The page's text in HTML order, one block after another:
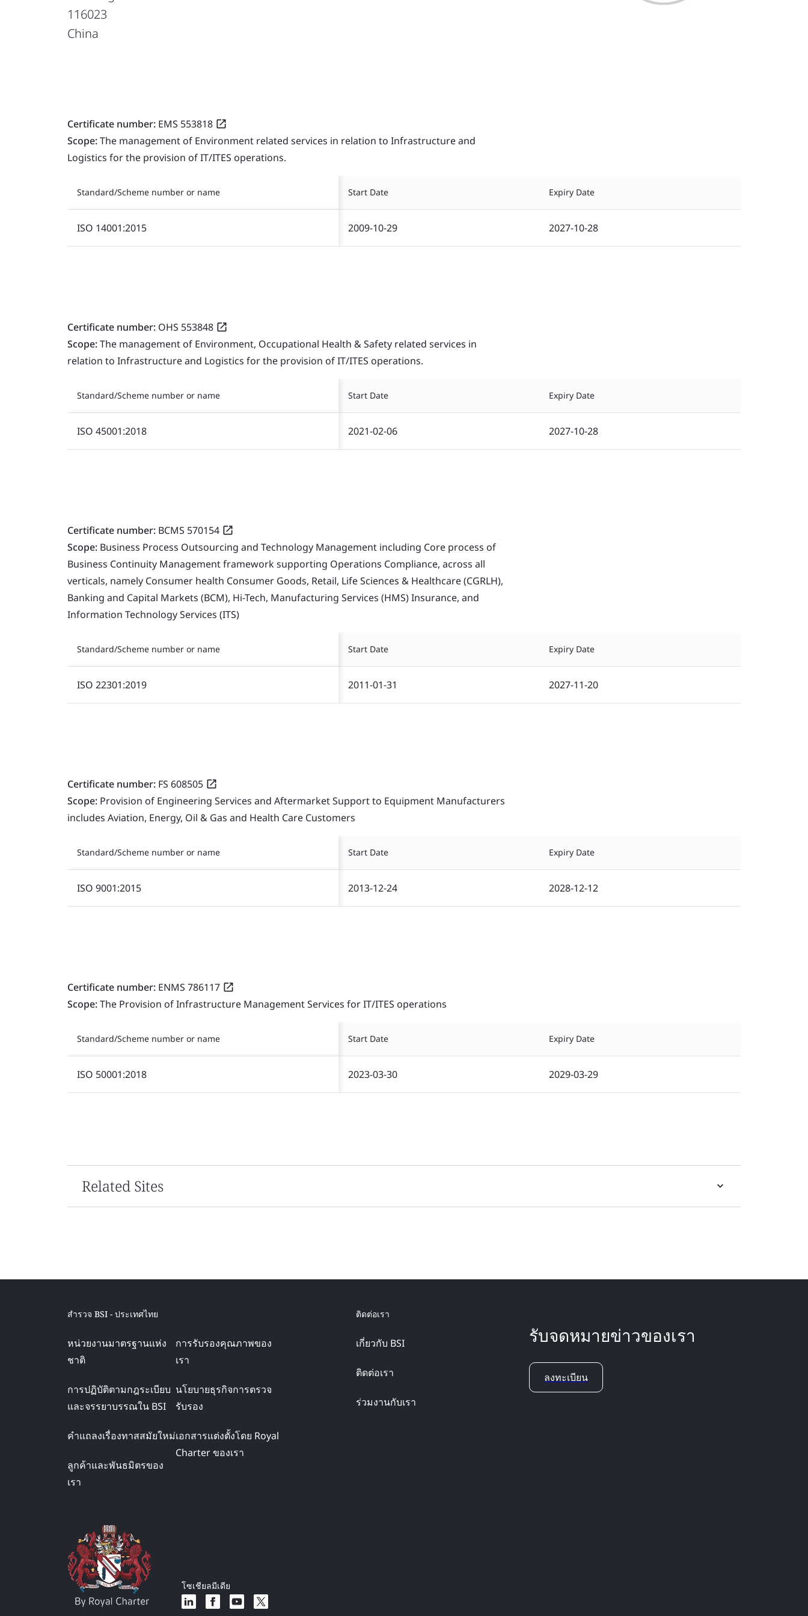
116023
China
Certificate number: EMS 553818
Scope:The management of Environment related services in relation to Infrastructure and
Logistics for the provision of IT/ITES operations.
Standard/Scheme number or name Start Date Expiry Date
ISO 14001:2015 2009-10-29 2027-10-28
Certificate number: OHS 553848
Scope:The management of Environment, Occupational Health & Safety related services in
relation to Infrastructure and Logistics for the provision of IT/ITES operations.
Standard/Scheme number or name Start Date Expiry Date
ISO 45001:2018 2021-02-06 2027-10-28
Certificate number: BCMS 570154
Scope: Business Process Outsourcing and Technology Management including Core process of
Business Continuity Management framework supporting Operations Compliance, across all
verticals, namely Consumer health Consumer Goods, Retail, Life Sciences & Healthcare (CGRLH),
Banking and Capital Markets (BCM), Hi-Tech, Manufacturing Services (HMS) Insurance, and
Information Technology Services (ITS)
Standard/Scheme number or name Start Date Expiry Date
ISO 22301:2019 2011-01-31 2027-11-20
Certificate number: FS 608505
Scope: Provision of Engineering Services and Aftermarket Support to Equipment Manufacturers
includes Aviation, Energy, Oil & Gas and Health Care Customers
Standard/Scheme number or name Start Date Expiry Date
ISO 9001:2015 2013-12-24 2028-12-12
Certificate number: ENMS 786117
Scope:The Provision of Infrastructure Management Services for IT/ITES operations
Standard/Scheme number or name Start Date Expiry Date
ISO 50001:2018 2023-03-30 2029-03-29
Related Sites
สำรวจ BSI - ประเทศไทย
หน่วยงานมาตรฐานแห่ง
ชาติ
การปฏิบัติตามกฎระเบียบ
และจรรยาบรรณใน BSI
คำแถลงเรื่องทาสสมัยใหม่
ลูกค้าและพันธมิตรของ
เรา
การรับรองคุณภาพของ
เรา
นโยบายธุรกิจการตรวจ
รับรอง
เอกสารแต่งตั้งโดย Royal
Charter ของเรา
โซเชียลมีเดีย
ติดต่อเรา
เกี่ยวกับ BSI
ติดต่อเรา
ร่วมงานกับเรา
รับจดหมายข่าวของเรา
ลงทะเบียน